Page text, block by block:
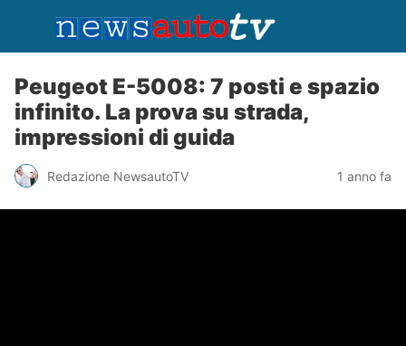
Peugeot E-5008: 7 posti e spazio
infinito. La prova su strada,
impressioni di guida
Redazione NewsautoTV 1 anno fa